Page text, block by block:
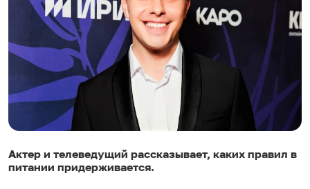
Актер и телеведущий рассказывает, каких правил в
питании придерживается.